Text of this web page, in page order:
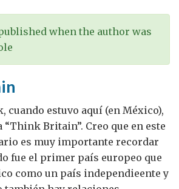
when the author was
cuando estuvo aquí (en México),
Britain”. Creo que en este
es muy importante recordar
fue el primer país europeo que
como un país independieente y